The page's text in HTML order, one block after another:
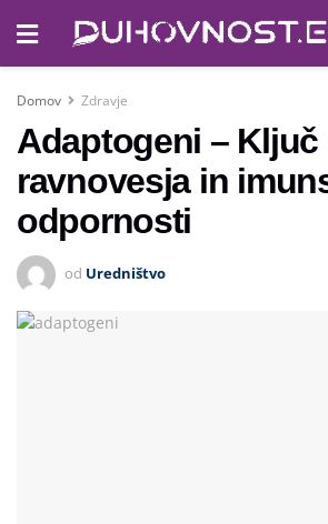
Domov Zdravje
Adaptogeni – Ključ
ravnovesja in
odpornosti
od Uredništvo